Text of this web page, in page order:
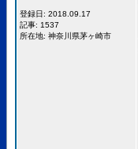
登録日: 2018.09.17
記事: 1537
所在地: 神奈川県茅ヶ崎市